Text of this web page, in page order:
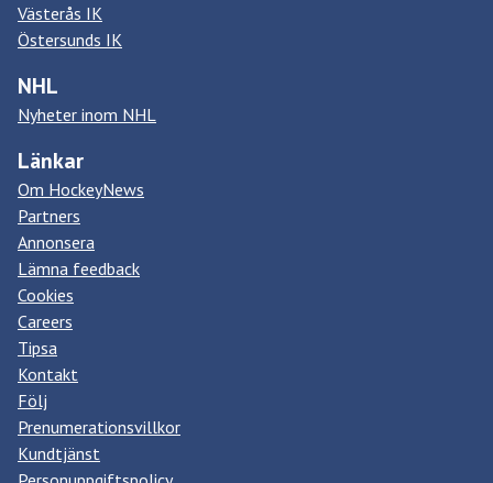
Västerås IK
Östersunds IK
NHL
Nyheter inom NHL
Länkar
Om HockeyNews
Partners
Annonsera
Lämna feedback
Cookies
Careers
Tipsa
Kontakt
Följ
Prenumerationsvillkor
Kundtjänst